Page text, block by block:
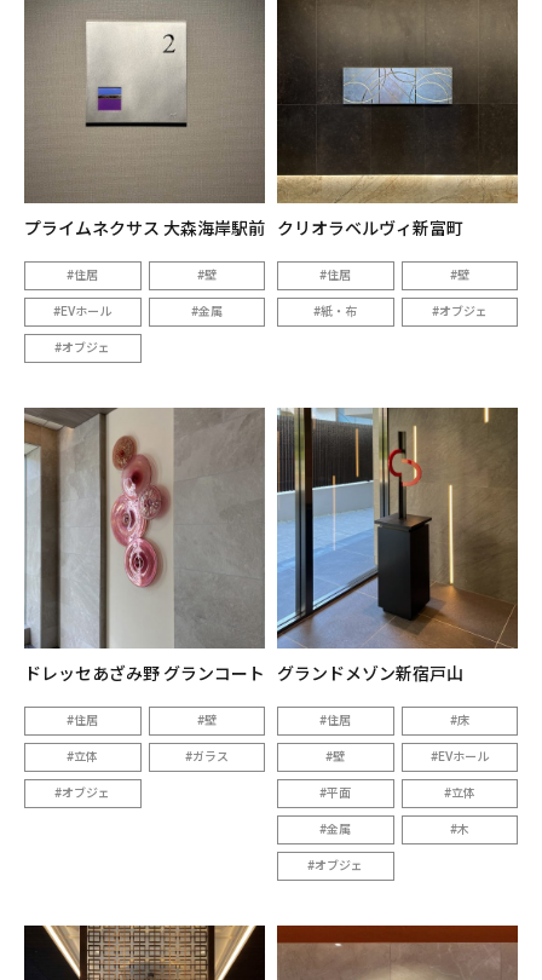
プライムネクサス 大森海岸駅前
住居 壁
EVホール 金属
オブジェ
クリオラベルヴィ新富町
住居 壁
紙・布 オブジェ
ドレッセあざみ野 グランコート
住居 壁
立体 ガラス
オブジェ
グランドメゾン新宿戸山
住居 床
壁 EVホール
平面 立体
金属 木
オブジェ